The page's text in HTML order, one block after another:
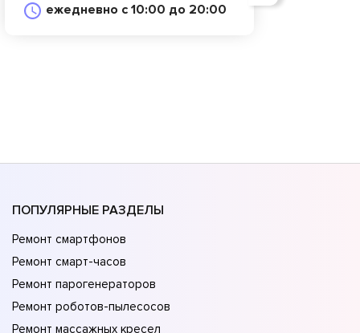
ежедневно с 10:00 до 20:00
ПОПУЛЯРНЫЕ РАЗДЕЛЫ
Ремонт смартфонов
Ремонт смарт-часов
Ремонт парогенераторов
Ремонт роботов-пылесосов
Ремонт массажных кресел